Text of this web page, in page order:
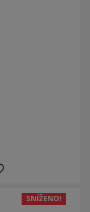
SNÍŽENO!